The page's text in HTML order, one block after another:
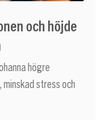
och höjde
högre
stress och